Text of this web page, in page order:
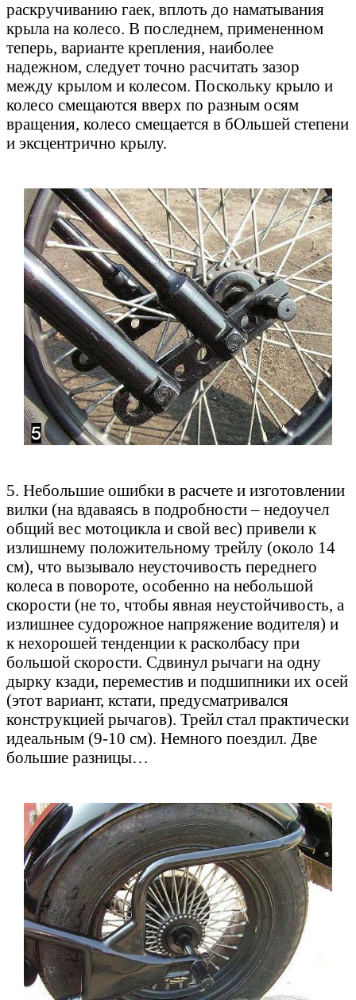
раскручиванию гаек, вплоть до наматывания
крыла на колесо. В последнем, примененном
теперь, варианте крепления, наиболее
надежном, следует точно расчитать зазор
между крылом и колесом. Поскольку крыло и
колесо смещаются вверх по разным осям
вращения, колесо смещается в бОльшей степени
и эксцентрично крылу.
5. Небольшие ошибки в расчете и изготовлении
вилки (на вдаваясь в подробности – недоучел
общий вес мотоцикла и свой вес) привели к
излишнему положительному трейлу (около 14
см), что вызывало неусточивость переднего
колеса в повороте, особенно на небольшой
скорости (не то, чтобы явная неустойчивость, а
излишнее судорожное напряжение водителя) и
к нехорошей тенденции к расколбасу при
большой скорости. Сдвинул рычаги на одну
дырку кзади, переместив и подшипники их осей
(этот вариант, кстати, предусматривался
конструкцией рычагов). Трейл стал практически
идеальным (9-10 см). Немного поездил. Две
большие разницы…